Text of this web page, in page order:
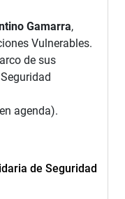
Gamarra,
Vulnerables.
de sus
agenda).
de Seguridad